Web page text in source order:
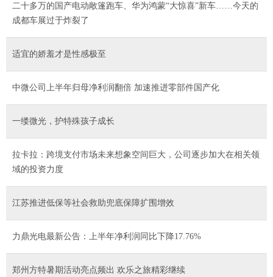
二十多万的国产电动敞篷跑车、华为鸿蒙“大惊喜”新车……今天的
成都车展过于炸裂了
适宜的娇羞才是性感极至
中微公司上半年归母净利润翻倍 加速推进零部件国产化
一缕微光，护特殊孩子成长
拉卡拉：跨境支付市场未来想象空间巨大，公司逐步加大在相关领
域的投资力度
江苏推进低保等社会救助兜底保障扩围增效
力鼎光电最新公告：上半年净利润同比下降17.76%
郑州方特暑期活动亮点频出 欢乐之旅精彩继续